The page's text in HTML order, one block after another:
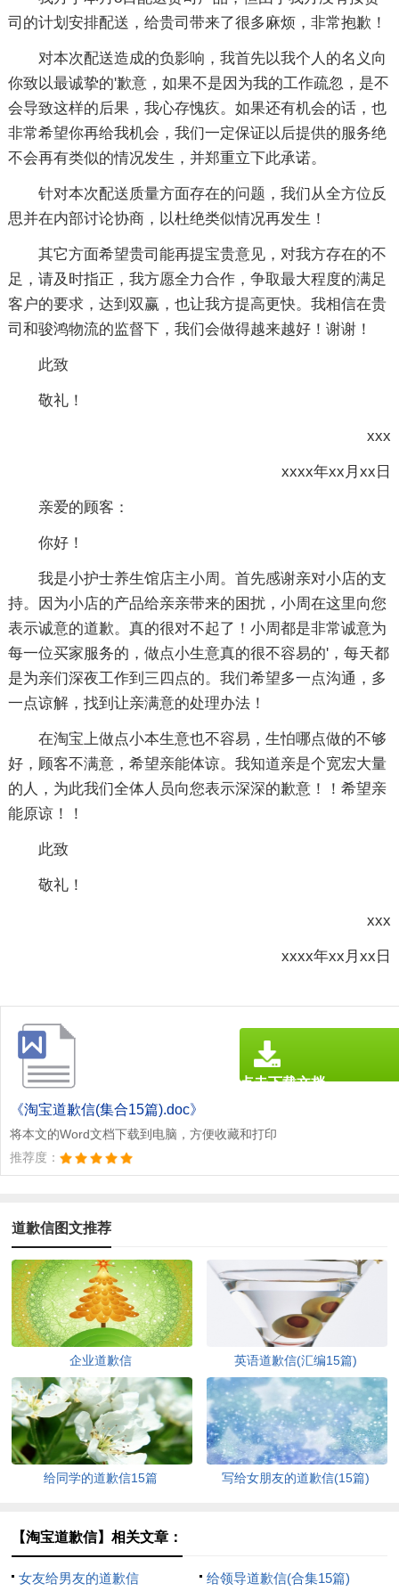
司的计划安排配送，给贵司带来了很多麻烦，非常抱歉！
对本次配送造成的负影响，我首先以我个人的名义向
你致以最诚挚的'歉意，如果不是因为我的工作疏忽，是不
会导致这样的后果，我心存愧疚。如果还有机会的话，也
非常希望你再给我机会，我们一定保证以后提供的服务绝
不会再有类似的情况发生，并郑重立下此承诺。
针对本次配送质量方面存在的问题，我们从全方位反
思并在内部讨论协商，以杜绝类似情况再发生！
其它方面希望贵司能再提宝贵意见，对我方存在的不
足，请及时指正，我方愿全力合作，争取最大程度的满足
客户的要求，达到双赢，也让我方提高更快。我相信在贵
司和骏鸿物流的监督下，我们会做得越来越好！谢谢！
此致
敬礼！
xxx
xxxx年xx月xx日
亲爱的顾客：
你好！
我是小护士养生馆店主小周。首先感谢亲对小店的支
持。因为小店的产品给亲亲带来的困扰，小周在这里向您
表示诚意的道歉。真的很对不起了！小周都是非常诚意为
每一位买家服务的，做点小生意真的很不容易的'，每天都
是为亲们深夜工作到三四点的。我们希望多一点沟通，多
一点谅解，找到让亲满意的处理办法！
在淘宝上做点小本生意也不容易，生怕哪点做的不够
好，顾客不满意，希望亲能体谅。我知道亲是个宽宏大量
的人，为此我们全体人员向您表示深深的歉意！！希望亲
能原谅！！
此致
敬礼！
xxx
xxxx年xx月xx日
《淘宝道歉信(集合15篇).doc》
将本文的Word文档下载到电脑，方便收藏和打印
推荐度：
点击下载文档
道歉信图文推荐
企业道歉信 英语道歉信(汇编15篇)
给同学的道歉信15篇 写给女朋友的道歉信(15篇)
【淘宝道歉信】相关文章：
女友给男友的道歉信 给领导道歉信(合集15篇)